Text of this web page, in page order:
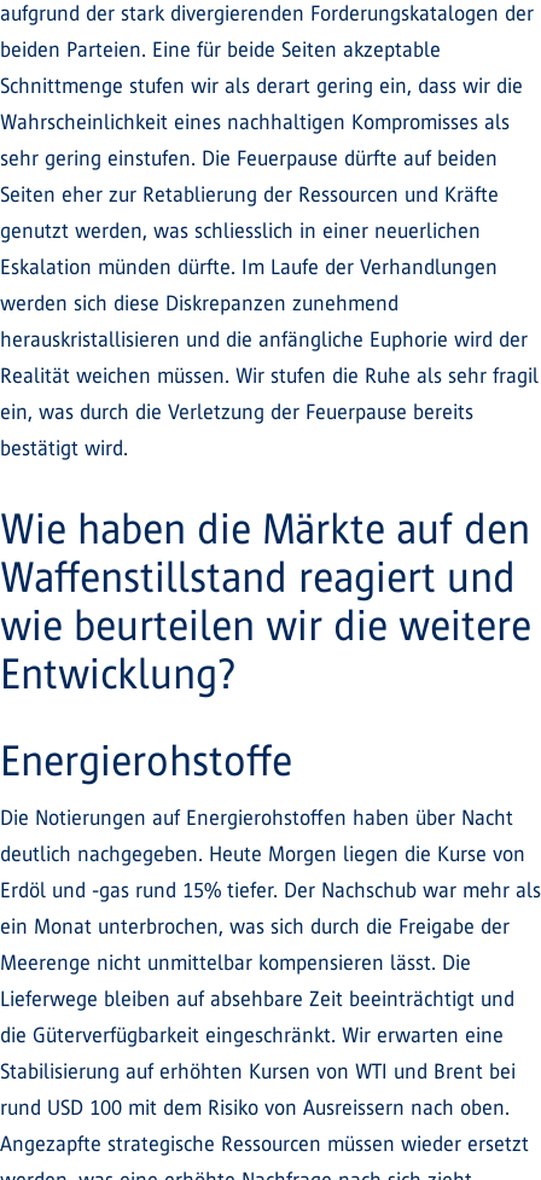
aufgrund der stark divergierenden Forderungskatalogen der
beiden Parteien. Eine für beide Seiten akzeptable
Schnittmenge stufen wir als derart gering ein, dass wir die
Wahrscheinlichkeit eines nachhaltigen Kompromisses als
sehr gering einstufen. Die Feuerpause dürfte auf beiden
Seiten eher zur Retablierung der Ressourcen und Kräfte
genutzt werden, was schliesslich in einer neuerlichen
Eskalation münden dürfte. Im Laufe der Verhandlungen
werden sich diese Diskrepanzen zunehmend
herauskristallisieren und die anfängliche Euphorie wird der
Realität weichen müssen. Wir stufen die Ruhe als sehr fragil
ein, was durch die Verletzung der Feuerpause bereits
bestätigt wird.
Wie haben die Märkte auf den
Waffenstillstand reagiert und
wie beurteilen wir die weitere
Entwicklung?
Energierohstoffe
Die Notierungen auf Energierohstoffen haben über Nacht
deutlich nachgegeben. Heute Morgen liegen die Kurse von
Erdöl und -gas rund 15% tiefer. Der Nachschub war mehr als
ein Monat unterbrochen, was sich durch die Freigabe der
Meerenge nicht unmittelbar kompensieren lässt. Die
Lieferwege bleiben auf absehbare Zeit beeinträchtigt und
die Güterverfügbarkeit eingeschränkt. Wir erwarten eine
Stabilisierung auf erhöhten Kursen von WTI und Brent bei
rund USD 100 mit dem Risiko von Ausreissern nach oben.
Angezapfte strategische Ressourcen müssen wieder ersetzt